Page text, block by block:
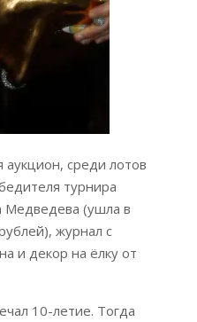
аукцион, среди лотов
турнира
(ушла в
журнал с
и декор на ёлку от
10-летие. Тогда